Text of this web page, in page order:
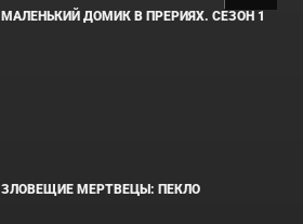
МАЛЕНЬКИЙ ДОМИК В ПРЕРИЯХ. СЕЗОН 1
ЗЛОВЕЩИЕ МЕРТВЕЦЫ: ПЕКЛО